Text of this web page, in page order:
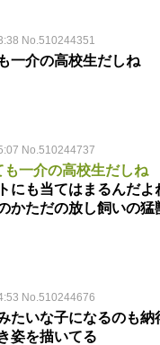
No.510244351
一介の高校生だしね
No.510244737
一介の高校生だしね
にも当てはまるんだよ
かただの放し飼いの猛
No.510244676
たいな子になるのも納
姿を描いてる